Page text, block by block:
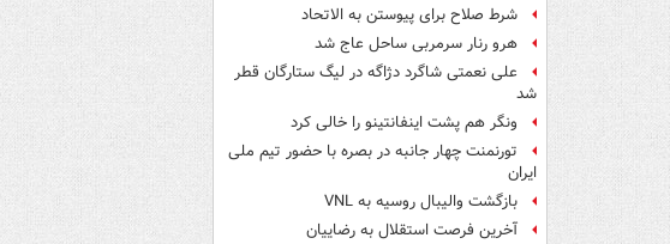
شرط صلاح برای پیوستن به الاتحاد
هرو رنار سرمربی ساحل عاج شد
علی نعمتی شاگرد دژاگه در لیگ ستارگان قطر
شد
ونگر هم پشت اینفانتینو را خالی کرد
تورنمنت چهار جانبه در بصره با حضور تیم ملی
ایران
بازگشت والیبال روسیه به VNL
آخرین فرصت استقلال به رضاییان